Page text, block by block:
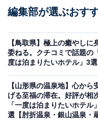
賢島宝生苑（画像：「賢島宝生
「賢島宝生苑」は、全
虞湾のリアス式海岸を
ルである滝の流れる3層
編集部が選ぶおす
【鳥取県】極上の癒やしに
委ねる。クチコミで話題の
度は泊まりたいホテル」3選
【山形県の温泉地】心から
げる至福の滞在。好評が相
「一度は泊まりたいホテル
選【肘折温泉・銀山温泉・